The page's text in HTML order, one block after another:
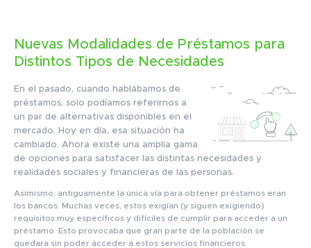
Nuevas Modalidades de Préstamos para
Distintos Tipos de Necesidades
En el pasado, cuando hablábamos de
préstamos, solo podíamos referirnos a
un par de alternativas disponibles en el
mercado. Hoy en día, esa situación ha
cambiado. Ahora existe una amplia gama
de opciones para satisfacer las distintas necesidades y
realidades sociales y financieras de las personas.
Asimismo, antiguamente la única vía para obtener préstamos eran
los bancos. Muchas veces, estos exigían (y siguen exigiendo)
requisitos muy específicos y difíciles de cumplir para acceder a un
préstamo. Esto provocaba que gran parte de la población se
quedara sin poder acceder a estos servicios financieros.